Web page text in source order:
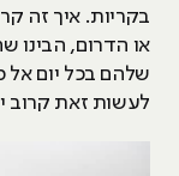
בקריות. איך זה
או הדרום, הבינו
שלהם בכל יום אל
לעשות זאת קרוב